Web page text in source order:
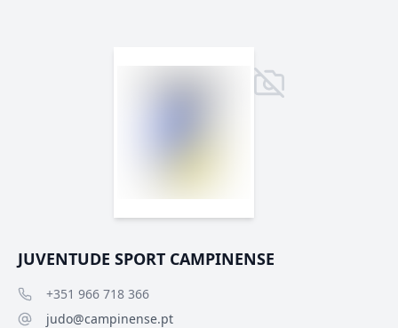
JUVENTUDE SPORT CAMPINENSE
+351 966 718 366
judo@campinense.pt